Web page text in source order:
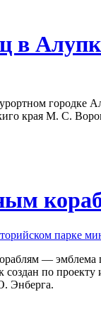
в
городке
края М. С.
— эмблема
по
Энберга.